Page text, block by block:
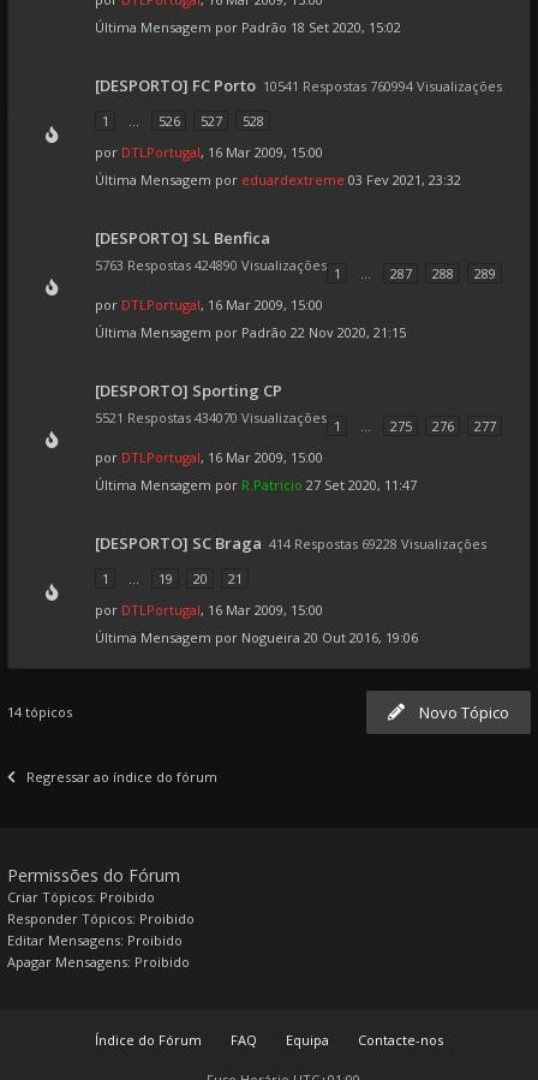
Última Mensagem por Padrão 18 Set 2020, 15:02
[DESPORTO] FC Porto 10541 Respostas 760994 Visualizações
1
... 526 527
528
por DTLPortugal, 16 Mar 2009, 15:00
Última Mensagem por eduardextreme 03 Fev 2021, 23:32
[DESPORTO] SL Benfica
5763 Respostas 424890 Visualizações 1 ... 287 288
289
por DTLPortugal, 16 Mar 2009, 15:00
Última Mensagem por Padrão 22 Nov 2020, 21:15
[DESPORTO] Sporting CP
5521 Respostas 434070 Visualizações 1 ... 275 276
277
por DTLPortugal, 16 Mar 2009, 15:00
Última Mensagem por R.Patricio 27 Set 2020, 11:47
[DESPORTO] SC Braga 414 Respostas 69228 Visualizações
1
... 19 20
21
por DTLPortugal, 16 Mar 2009, 15:00
Última Mensagem por Nogueira 20 Out 2016, 19:06
Novo Tópico
14 tópicos
Regressar ao índice do fórum
Permissões do Fórum
Criar Tópicos: Proibido
Responder Tópicos: Proibido
Editar Mensagens: Proibido
Apagar Mensagens: Proibido
Índice do Fórum FAQ Equipa Contacte-nos